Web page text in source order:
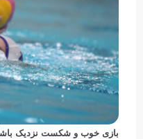
بازی خوب و شکست نزدیک